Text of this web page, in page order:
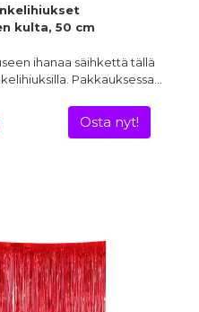
kulta, 50 cm
ihanaa säihkettä tällä
Pakkauksessa…
Osta nyt!